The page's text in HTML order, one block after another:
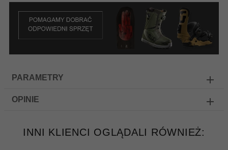
PARAMETRY
OPINIE
INNI KLIENCI OGLĄDALI RÓWNIEŻ: